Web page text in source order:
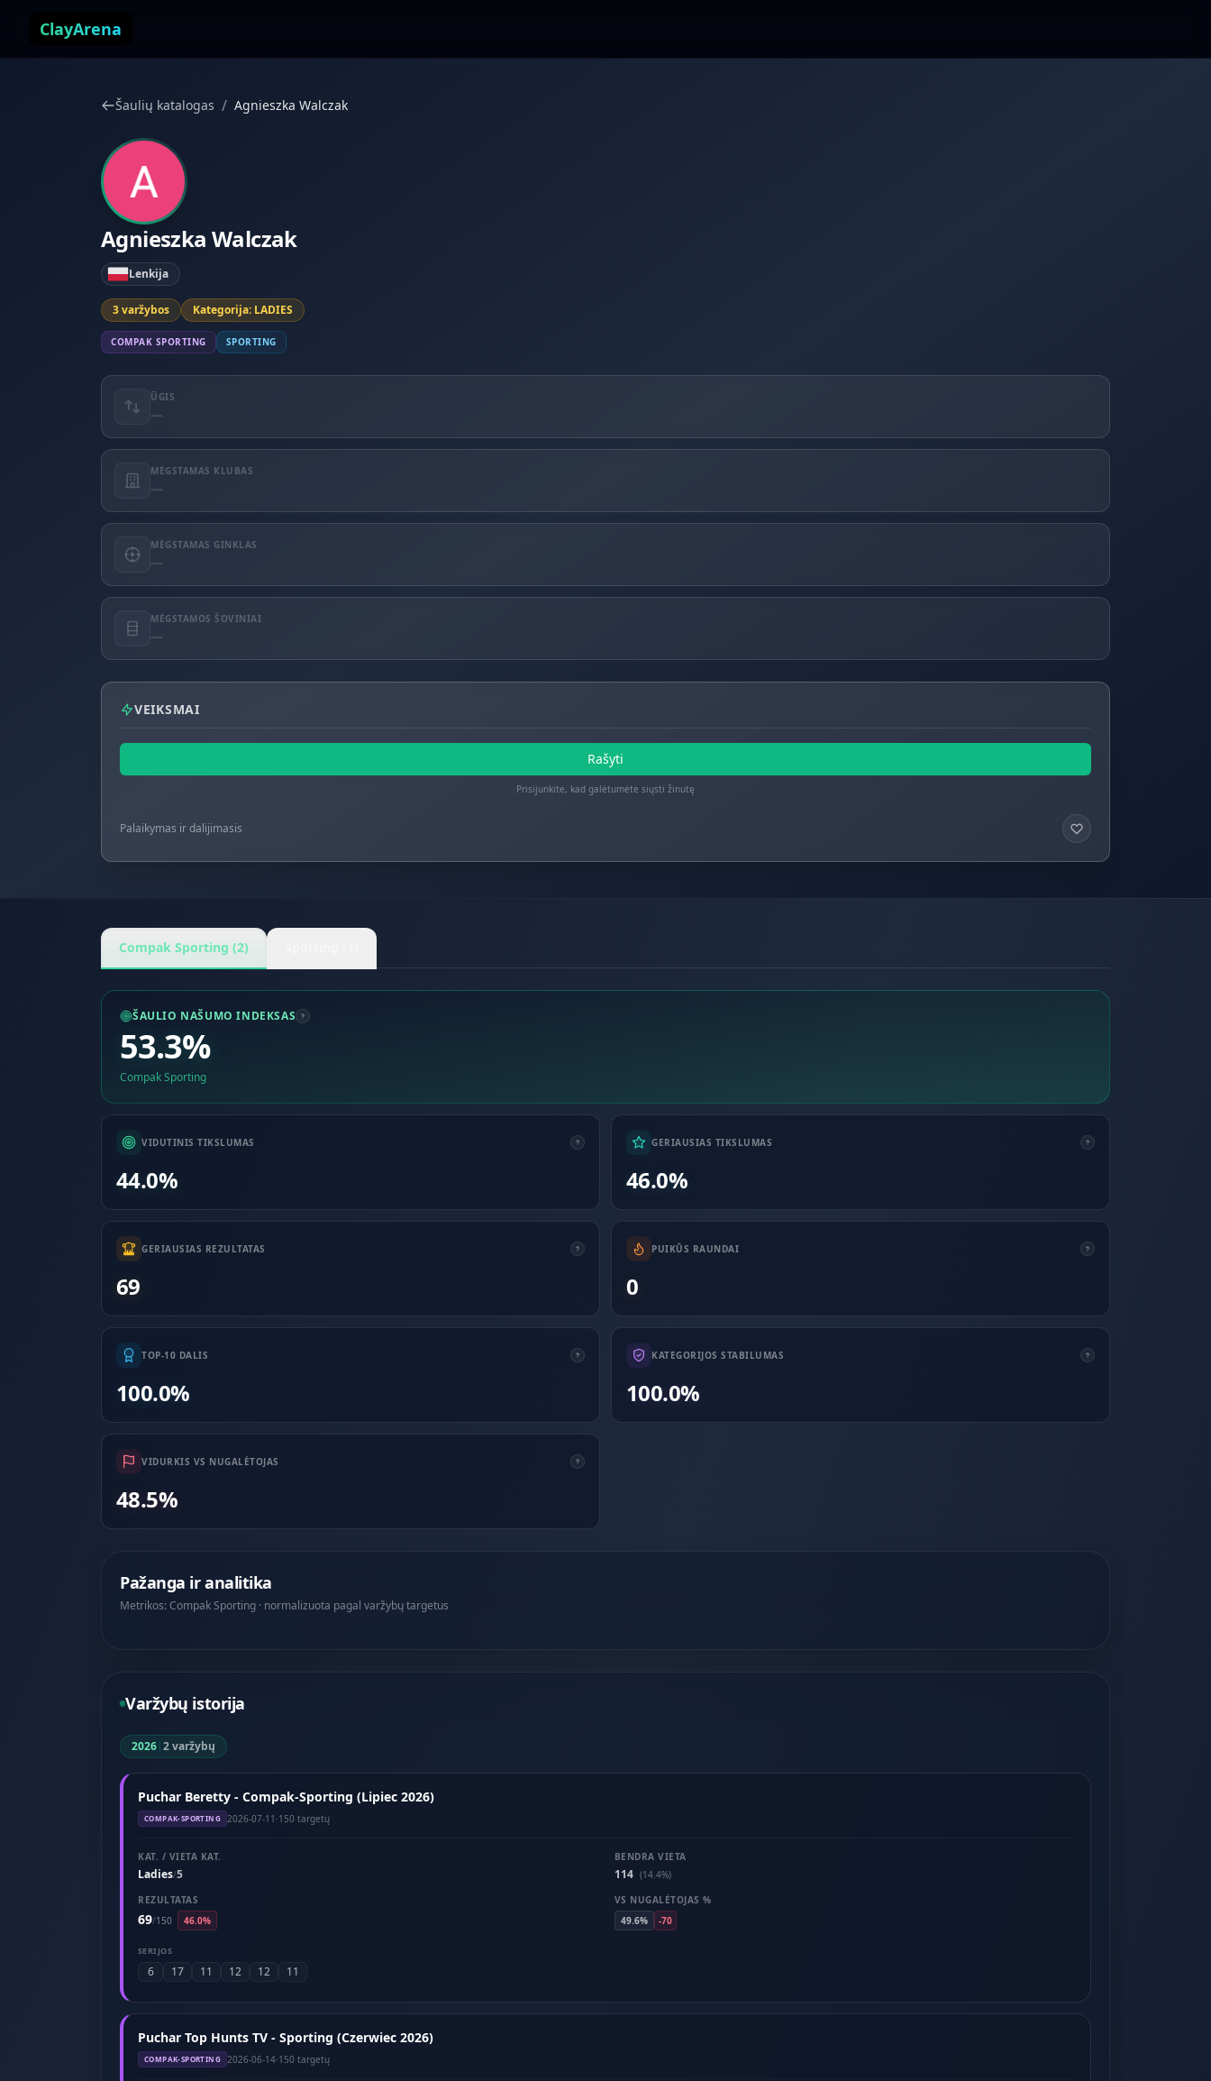
ClayArena
Šaulių katalogas / Agnieszka Walczak
Agnieszka Walczak
Lenkija
3 varžybos Kategorija: LADIES
COMPAK SPORTING SPORTING
ŪGIS
—
MĖGSTAMAS KLUBAS
—
MĖGSTAMAS GINKLAS
—
MĖGSTAMOS ŠOVINIAI
—
VEIKSMAI
Rašyti
Prisijunkite, kad galėtumėte siųsti žinutę
Palaikymas ir dalijimasis
Compak Sporting (2)
ŠAULIO NAŠUMO INDEKSAS
53.3%
Compak Sporting
VIDUTINIS TIKSLUMAS
44.0%
GERIAUSIAS TIKSLUMAS
46.0%
GERIAUSIAS REZULTATAS
69
PUIKŪS RAUNDAI
0
TOP-10 DALIS
100.0%
KATEGORIJOS STABILUMAS
100.0%
VIDURKIS VS NUGALĖTOJAS
48.5%
Pažanga ir analitika
Metrikos: Compak Sporting · normalizuota pagal varžybų targetus
Varžybų istorija
2026|2 varžybų
Puchar Beretty - Compak-Sporting (Lipiec 2026)
COMPAK-SPORTING 2026-07-11 ·150 targetų
KAT. / VIETA KAT.
Ladies/5
BENDRA VIETA
114 (14.4%)
REZULTATAS
69/150 46.0%
VS NUGALĖTOJAS %
49.6%
-70
SERIJOS
6 17 11 12 12 11
Puchar Top Hunts TV - Sporting (Czerwiec 2026)
COMPAK-SPORTING 2026-06-14·150 targetų